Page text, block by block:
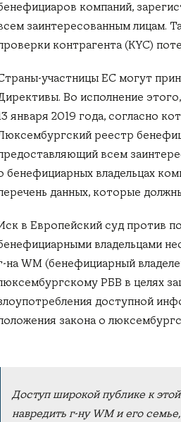
компаний,
заинтересованным лицам.
контрагента (KYC)
участницы ЕС могут
Во исполнение
января 2019 года, согласно
реестр
всем
бенефициарных владельцах
данных, которые
в Европейский суд против
владельцами
на WM (бенефициарный
РБВ в целях
доступной
закона о
Доступ широкой публике к
навредить г-ну WM и его